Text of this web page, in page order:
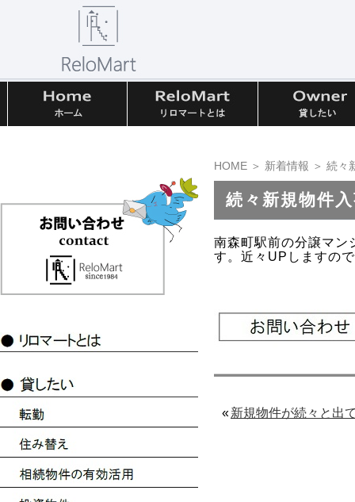
HOME ＞ 新着情報 ＞ 続々
続々新規物件
南森町駅前の分譲マン
す。近々UPしますの
«新規物件が続々と出